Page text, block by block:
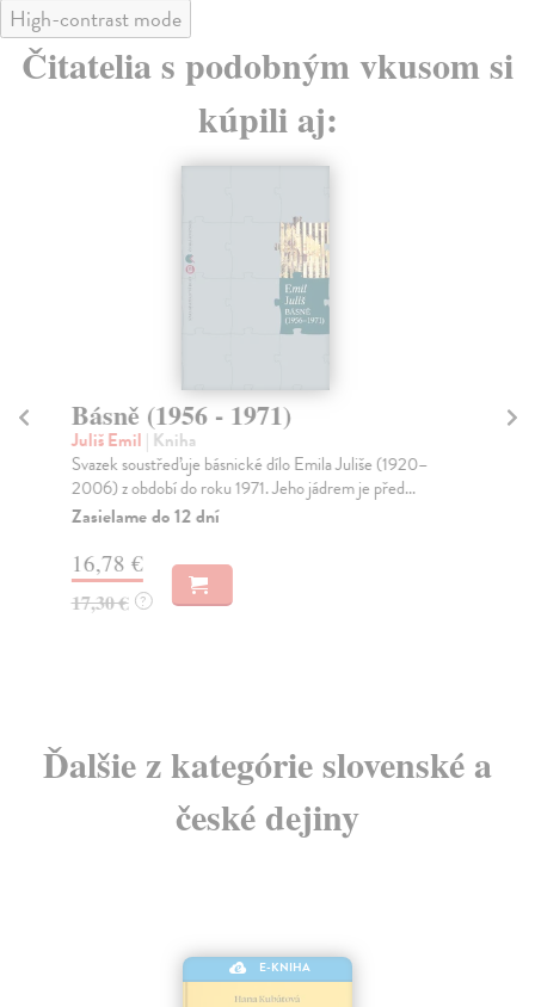
High-contrast mode
Čitatelia s podobným vkusom si
kúpili aj:
Básně (1956 - 1971)
Juliš Emil | Kniha
Svazek soustřeďuje básnické dílo Emila Juliše (1920–
2006) z období do roku 1971. Jeho jádrem je před...
Zasielame do 12 dní
16,78 €
17,30 € ?
Ďalšie z kategórie slovenské a
české dejiny
E-KNIHA